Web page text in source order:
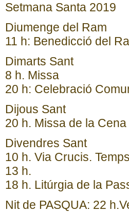
Setmana Santa 2019
Diumenge del Ram
11 h: Benedicció del
Dimarts Sant
8 h. Missa
20 h: Celebració
Dijous Sant
20 h. Missa de la
Divendres Sant
10 h. Via Crucis.
13 h.
18 h. Litúrgia de la
Nit de PASQUA: 22